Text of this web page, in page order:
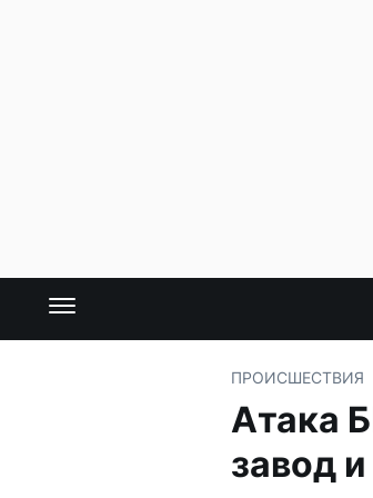
ПРОИСШЕСТВИЯ
Атака
завод